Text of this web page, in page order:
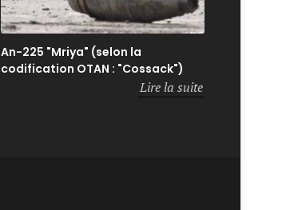
An-225 "Mriya" (selon la
codification OTAN : "Cossack")
Lire la suite